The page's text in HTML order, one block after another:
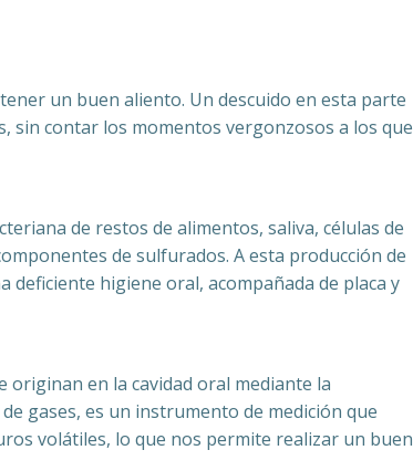
un buen aliento. Un descuido en esta parte
sin contar los momentos vergonzosos a los que
de restos de alimentos, saliva, células de
de sulfurados. A esta producción de
deficiente higiene oral, acompañada de placa y
originan en la cavidad oral mediante la
gases, es un instrumento de medición que
volátiles, lo que nos permite realizar un buen